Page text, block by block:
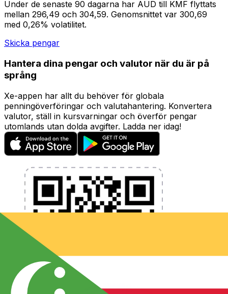
Under de senaste 90 dagarna har AUD till KMF flyttats
mellan 296,49 och 304,59. Genomsnittet var 300,69
med 0,26% volatilitet.
Skicka pengar
Hantera dina pengar och valutor när du är på
språng
Xe-appen har allt du behöver för globala
penningöverföringar och valutahantering. Konvertera
valutor, ställ in kursvarningar och överför pengar
utomlands utan dolda avgifter. Ladda ner idag!